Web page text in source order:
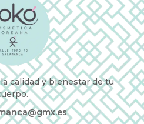
calidad y bienestar de tu